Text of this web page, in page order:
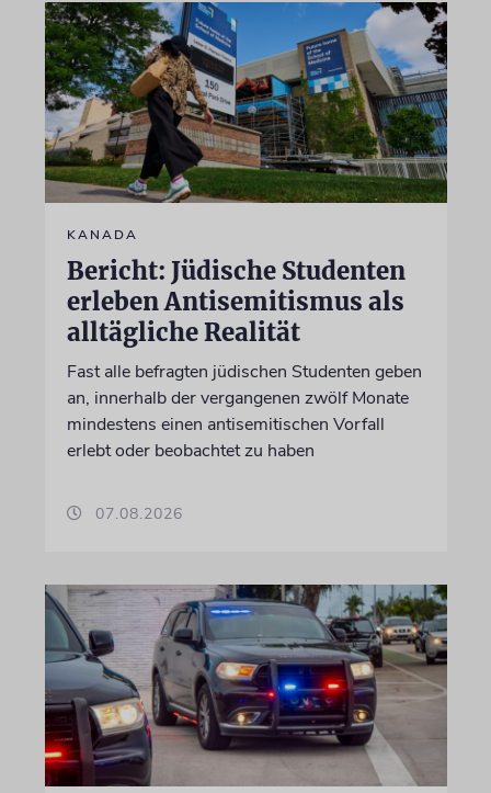
KANADA
Bericht: Jüdische Studenten
erleben Antisemitismus als
alltägliche Realität
Fast alle befragten jüdischen Studenten geben
an, innerhalb der vergangenen zwölf Monate
mindestens einen antisemitischen Vorfall
erlebt oder beobachtet zu haben
07.08.2026